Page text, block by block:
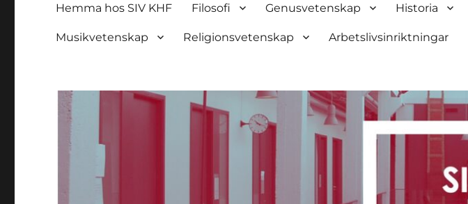
Hemma hos SIV KHF Filosofi Genusvetenskap Historia
Musikvetenskap Religionsvetenskap Arbetslivsinriktningar